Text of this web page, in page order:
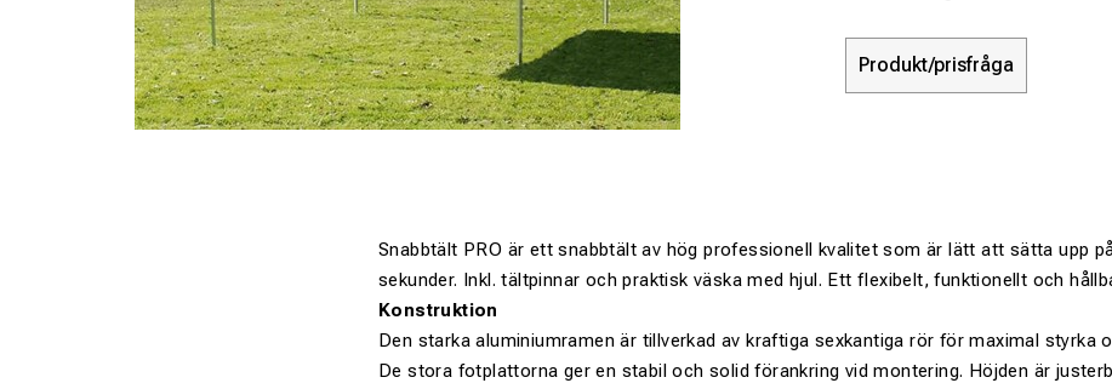
Produkt/prisfråga
Snabbtält PRO är ett snabbtält av hög professionell kvalitet som är lätt att sätta upp
sekunder. Inkl. tältpinnar och praktisk väska med hjul. Ett flexibelt, funktionellt och
Konstruktion
Den starka aluminiumramen är tillverkad av kraftiga sexkantiga rör för maximal styrka
De stora fotplattorna ger en stabil och solid förankring vid montering. Höjden är